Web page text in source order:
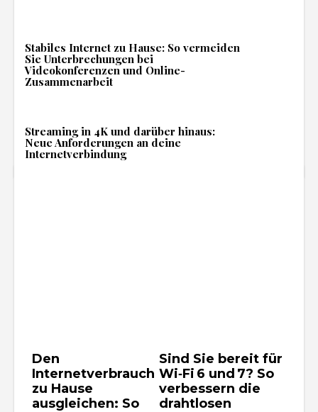
Stabiles Internet zu Hause: So vermeiden
Sie Unterbrechungen bei
Videokonferenzen und Online-
Zusammenarbeit
Streaming in 4K und darüber hinaus:
Neue Anforderungen an deine
Internetverbindung
Den
Internetverbrauch
zu Hause
ausgleichen: So
Sind Sie bereit für
Wi‑Fi 6 und 7? So
verbessern die
drahtlosen